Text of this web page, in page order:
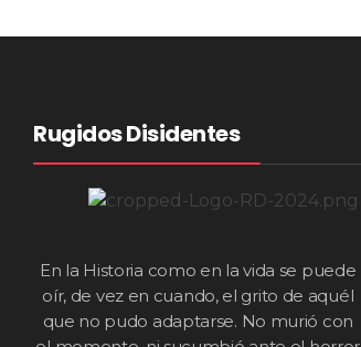
Rugidos Disidentes
En la Historia como en la vida se puede
oír, de vez en cuando, el grito de aquél
que no pudo adaptarse. No murió con